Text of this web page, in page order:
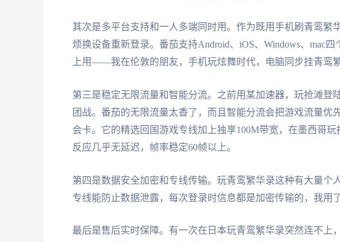
其次是多平台支持和一人多端同时用。作为既用手机刷青鸾繁
烦换设备重新登录。番茄支持Android、iOS、Windows、mac
上用——我在伦敦的朋友，手机玩炫舞时代，电脑同步挂青鸾
第三是稳定无限流量和智能分流。之前用某加速器，玩抢滩登
团战。番茄的无限流量太香了，而且智能分流会把游戏流量优
会卡。它的精选回国游戏专线加上独享100M带宽，在墨西哥
反应几乎无延迟，帧率稳定60帧以上。
第四是数据安全加密和专线传输。玩青鸾繁华录这种有大量个
专线能防止数据泄露，每次登录时信息都是加密传输的，我用
最后是售后实时保障。有一次在日本玩青鸾繁华录突然连不上